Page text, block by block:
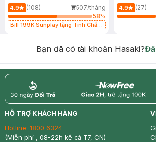
4.9 (108)
507/tháng
58%
Bill 199K Sunplay tặng Tinh Chất
4.9 (27)
Bạn đã có tài khoản Hasaki?
return nowfree
HỖ TRỢ KHÁCH HÀNG
Hotline: 1800 6324
(Miễn phí , 08-22h kể cả T7, CN)